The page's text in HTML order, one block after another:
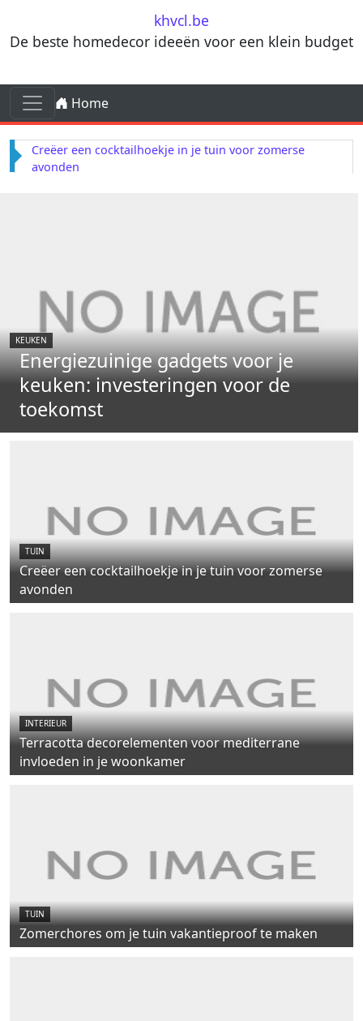
khvcl.be
De beste homedecor ideeën voor een klein budget
Skip to content
Main Navigation
Home
Terracotta decorelementen voor mediterrane
invloeden in je woonkamer
KEUKEN
Energiezuinige gadgets voor je
keuken: investeringen voor de
toekomst
TUIN
Creëer een cocktailhoekje in je tuin voor zomerse
avonden
INTERIEUR
Terracotta decorelementen voor mediterrane
invloeden in je woonkamer
TUIN
Zomerchores om je tuin vakantieproof te maken